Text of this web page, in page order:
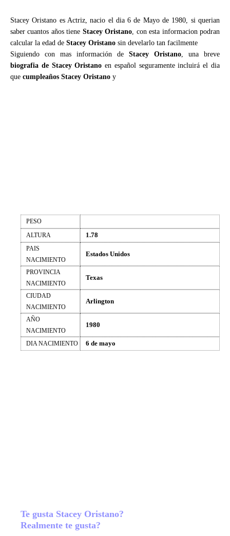
Stacey Oristano es Actriz, nacio el dia 6 de Mayo de 1980, si querian
saber cuantos años tiene Stacey Oristano, con esta informacion podran
calcular la edad de Stacey Oristano sin develarlo tan facilmente
Siguiendo con mas información de Stacey Oristano, una breve
biografia de Stacey Oristano en español seguramente incluirá el dia
que cumpleaños Stacey Oristano y
PESO
ALTURA
1.78
PAIS
NACIMIENTO
Estados Unidos
PROVINCIA
NACIMIENTO
Texas
CIUDAD
NACIMIENTO
Arlington
AÑO
NACIMIENTO
1980
DIA NACIMIENTO 6 de mayo
Te gusta Stacey Oristano?
Realmente te gusta?